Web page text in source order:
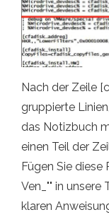
Nach der Zeile
gruppierte
das Notizbuch
einen Teil der
Fügen Sie diese
Ven_"" in unsere
klaren